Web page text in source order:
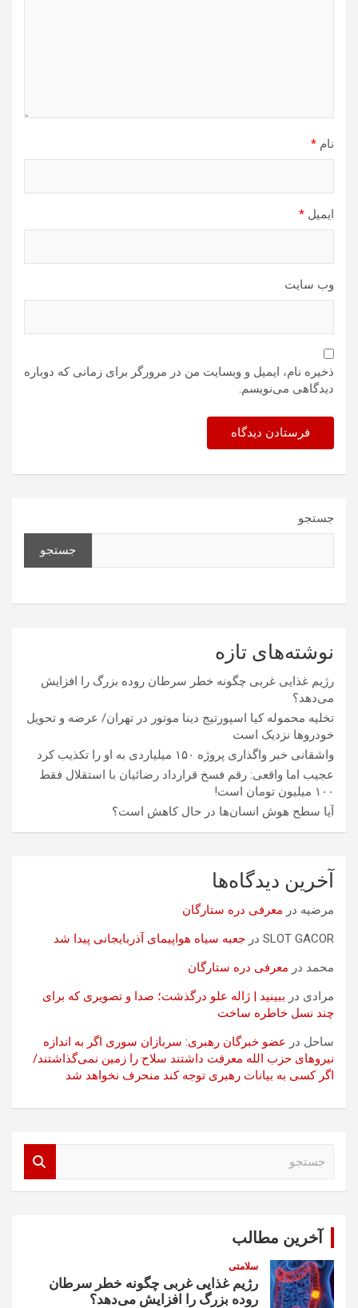
نام *
ایمیل *
وب‌ سایت
ذخیره نام، ایمیل و وبسایت من در مرورگر برای زمانی که دوباره
دیدگاهی می‌نویسم.
جستجو
جستجو
نوشته‌های تازه
رژیم غذایی غربی چگونه خطر سرطان روده بزرگ را افزایش
می‌دهد؟
تخلیه محموله کیا اسپورتیج دینا موتور در تهران/ عرضه و تحویل
خودروها نزدیک است
واشقانی خبر واگذاری پروژه ۱۵۰ میلیاردی به او را تکذیب کرد
عجیب اما واقعی: رقم فسخ قرارداد رضائیان با استقلال فقط
۱۰۰ میلیون تومان است!
آیا سطح هوش انسان‌ها در حال کاهش است؟
آخرین دیدگاه‌ها
مرضیه در معرفی دره ستارگان
SLOT GACOR در جعبه سیاه هواپیمای آذربایجانی پیدا شد
محمد در معرفی دره ستارگان
مرادی در ببینید | ژاله علو درگذشت؛ صدا و تصویری که برای
چند نسل خاطره ساخت
ساحل در عضو خبرگان رهبری: سربازان سوری اگر به اندازه
نیروهای حزب الله معرفت داشتند سلاح را زمین نمی‌گذاشتند/
اگر کسی به بیانات رهبری توجه کند منحرف نخواهد شد
آخرین مطالب
سلامتی
رژیم غذایی غربی چگونه خطر سرطان
روده بزرگ را افزایش می‌دهد؟